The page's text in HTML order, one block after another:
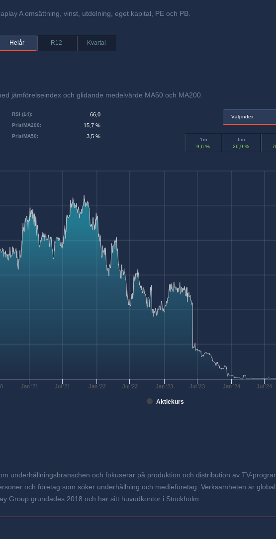
A omsättning, vinst, utdelning, eget kapital, PE och PB.
Helår R12 Kvartal
jämförelseindex och glidande medelvärde MA50 och MA200.
Pris/MA200: 15,7 %
RSI (14): 66,0
Pris/MA50: 3,5 %
Välj index
1m
9,6 %
6m
26,9 %
Aktiekurs
Jan '21 Jul '21 Jan '22 Jul '22 Jan '23 Jul '23 Jan '24 Jul '24
underhållningsbranschen och fokuserar på produktion och distribution av TV-
och företag som söker underhållning och medieföretag. Verksamheten är
Group grundades 2018 och har sitt huvudkontor i Stockholm.